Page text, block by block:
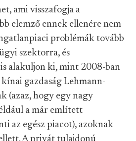
ami visszafogja a
elemző ennek ellenére nem
problémák tovább
szektorra, és
alakuljon ki, mint 2008-ban
gazdaság Lehmann-
(azaz, hogy egy nagy
a már említett
az egész piacot), azoknak
A privát tulajdonú